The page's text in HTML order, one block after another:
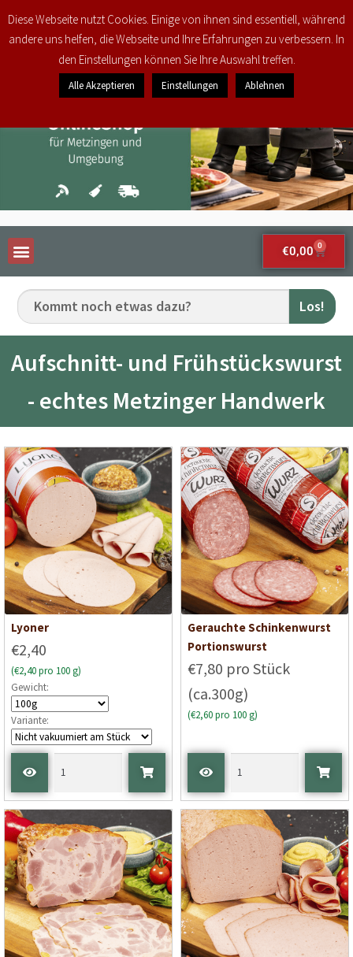
€0,00 0
Los!
Aufschnitt- und Frühstückswurst
- echtes Metzinger Handwerk
Lyoner
€2,40
(€2,40 pro 100 g)
Gewicht:
Variante:
Gerauchte Schinkenwurst
Portionswurst
€7,80 pro Stück
(ca.300g)
(€2,60 pro 100 g)
Diese Webseite nutzt Cookies. Einige von ihnen sind essentiell, während
andere uns helfen, die Webseite und Ihre Erfahrungen zu verbessern. In
den Einstellungen können Sie Ihre Auswahl treffen.
Alle Akzeptieren Einstellungen Ablehnen